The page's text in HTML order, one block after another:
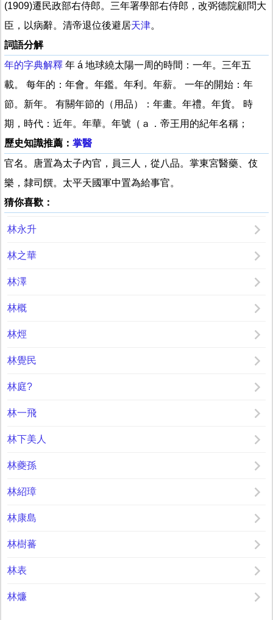
(1909)遷民政部右侍郎。三年署學部右侍郎，改弼德院顧問大
臣，以病辭。清帝退位後避居天津。
詞語分解
年的字典解釋 年 á 地球繞太陽一周的時間：一年。三年五
載。 每年的：年會。年鑑。年利。年薪。 一年的開始：年
節。新年。 有關年節的（用品）：年畫。年禮。年貨。 時
期，時代：近年。年華。年號（ａ．帝王用的紀年名稱；
歷史知識推薦： 掌醫
官名。唐置為太子內官，員三人，從八品。掌東宮醫藥、伎
樂，隸司饌。太平天國軍中置為給事官。
猜你喜歡：
林永升
林之華
林澤
林概
林烴
林覺民
林庭?
林一飛
林下美人
林夔孫
林紹璋
林康島
林樹蕃
林表
林燫